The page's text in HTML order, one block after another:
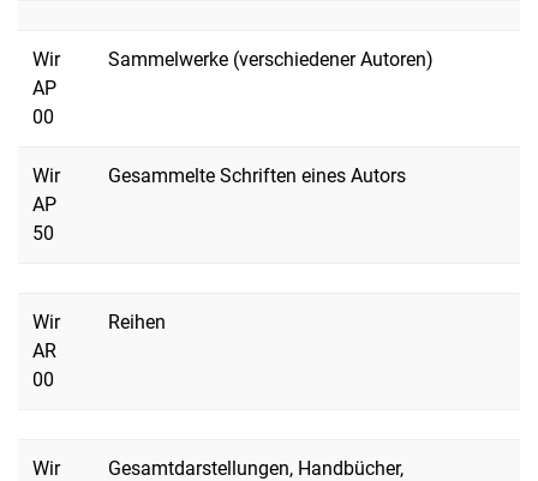
Wir
AP
00
Sammelwerke (verschiedener Autoren)
Wir
AP
50
Gesammelte Schriften eines Autors
Wir
AR
00
Reihen
Wir
Gesamtdarstellungen, Handbücher,